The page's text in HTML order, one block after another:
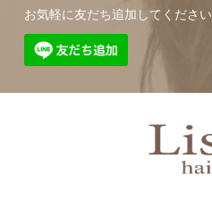
お気軽に友だち追加してください